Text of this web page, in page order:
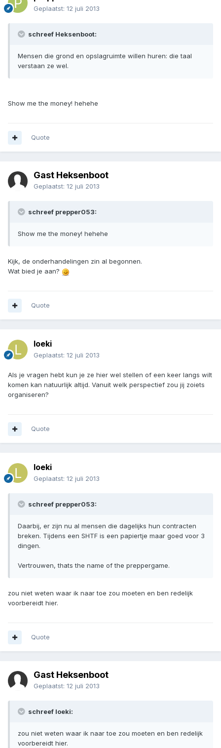
Geplaatst: 12 juli 2013
schreef Heksenboot:
Mensen die grond en opslagruimte willen huren: die taal
verstaan ze wel.
Show me the money! hehehe
Quote
Gast Heksenboot
Geplaatst: 12 juli 2013
schreef prepper053:
Show me the money! hehehe
Kijk, de onderhandelingen zin al begonnen.
Wat bied je aan?
Quote
loeki
Geplaatst: 12 juli 2013
Als je vragen hebt kun je ze hier wel stellen of een keer langs wilt
komen kan natuurlijk altijd. Vanuit welk perspectief zou jij zoiets
organiseren?
Quote
loeki
Geplaatst: 12 juli 2013
schreef prepper053:
Daarbij, er zijn nu al mensen die dagelijks hun contracten
breken. Tijdens een SHTF is een papiertje maar goed voor 3
dingen.
Vertrouwen, thats the name of the preppergame.
zou niet weten waar ik naar toe zou moeten en ben redelijk
voorbereidt hier.
Quote
Gast Heksenboot
Geplaatst: 12 juli 2013
schreef loeki:
zou niet weten waar ik naar toe zou moeten en ben redelijk
voorbereidt hier.